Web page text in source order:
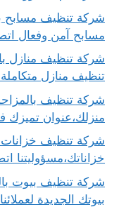
مسابح آمن وفعال
تنظيف منازل متكاملة
منزلك،عنوان تميزك
خزاناتك،مسؤوليتنا
بيوتك الجديدة